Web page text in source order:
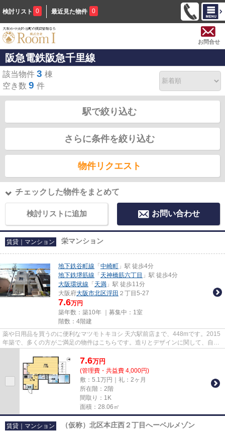
検討リスト 0 最近見た物件 0
お問合せ
阪急電鉄阪急千里線
該当物件 3 棟
空き数 9 件
駅で絞り込む
さらに条件を絞り込む
物件リクエスト
チェックした物件をまとめて
検討リストに追加 お問い合わせ
賃貸｜マンション 栄マンション
地下鉄谷町線 「 中崎町 」駅 徒歩4分
地下鉄堺筋線 「 天神橋筋六丁目 」駅 徒歩4分
大阪環状線 「 天満 」駅 徒歩11分
大阪府大阪市北区浮田 ２丁目5-27
7.6万円
築年数：築10年 ｜募集中： 1室
階数：4階建
薬や日用品を買うのに便利なマツモトキヨシ 天六駅前店まで、448mです。2015
年築で、多くの方がご満足の物件はこちらです。造りとデザインに関して、自信
7.6万円
(管理費・共益費 4,000円)
敷：5.1万円｜礼：2ヶ月
所在階：2階
間取り：1K
面積：28.06㎡
賃貸｜マンション （仮称）北区本庄西２丁目へーベルメゾン